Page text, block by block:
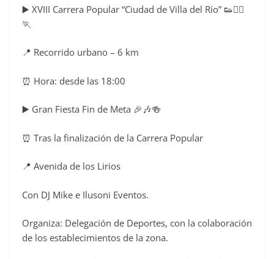
▶️ XVIII Carrera Popular “Ciudad de Villa del Río” 👟🏃‍♀️
🏃
📍 Recorrido urbano – 6 km
⏰ Hora: desde las 18:00
▶️ Gran Fiesta Fin de Meta 🎉🎶🍻
⏰ Tras la finalización de la Carrera Popular
📍 Avenida de los Lirios
Con DJ Mike e Ilusoni Eventos.
Organiza: Delegación de Deportes, con la colaboración
de los establecimientos de la zona.